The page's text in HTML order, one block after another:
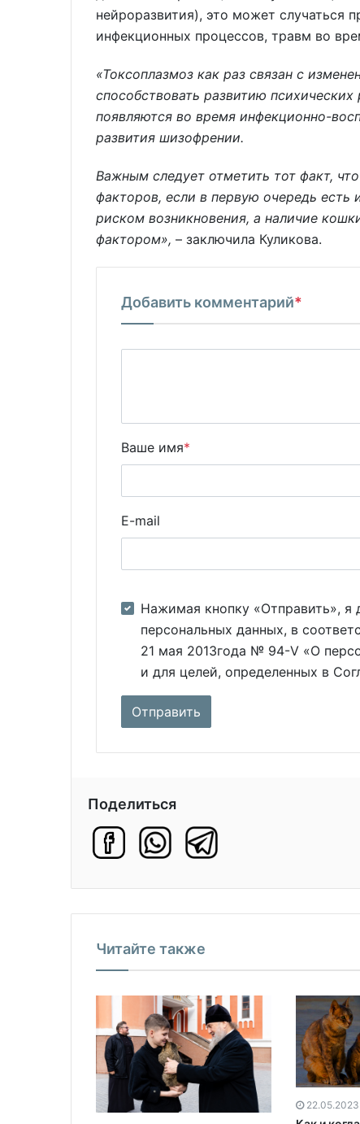
нейроразвития), это может случаться
инфекционных процессов, травм во
«Токсоплазмоз как раз связан с
способствовать развитию
появляются во время инфекционно-
развития шизофрении.
Важным следует отметить тот факт,
факторов, если в первую очередь есть
риском возникновения, а наличие
фактором», – заключила Куликова.
Добавить комментарий*
Ваше имя*
E-mail
Нажимая кнопку «Отправить», я
персональных данных, в
21 мая 2013года № 94-V «О
и для целей, определенных в
Поделиться
Читайте также
22.05.2023